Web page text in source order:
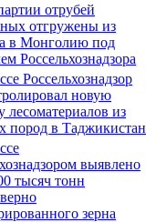
отрубей
отгружены из
в Монголию под
Россельхознадзора
Россельхознадзор
новую
лесоматериалов из
пород в Таджикистан
выявлено
тысяч тонн
зерна